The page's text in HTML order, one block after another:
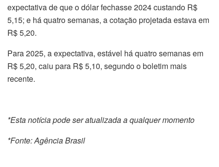
expectativa de que o dólar fechasse 2024 custando R$
5,15; e há quatro semanas, a cotação projetada estava em
R$ 5,20.
Para 2025, a expectativa, estável há quatro semanas em
R$ 5,20, caiu para R$ 5,10, segundo o boletim mais
recente.
*Esta notícia pode ser atualizada a qualquer momento
*Fonte: Agência Brasil